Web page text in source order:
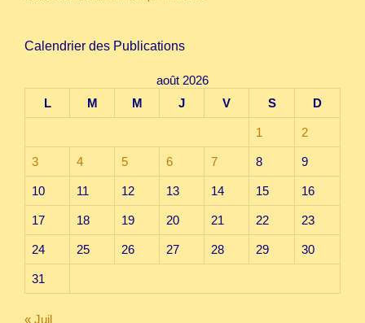
Calendrier des Publications
août 2026
L
M M J V S D
1 2
3 4 5 6 7 8 9
10 11 12 13 14 15 16
17 18 19 20 21 22 23
24 25 26 27 28 29 30
31
« Juil